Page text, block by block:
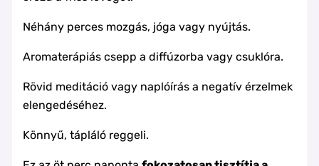
Néhány perces mozgás, jóga vagy nyújtás.
Aromaterápiás csepp a diffúzorba vagy csuklóra.
Rövid meditáció vagy naplóírás a negatív érzelmek
elengedéséhez.
Könnyű, tápláló reggeli.